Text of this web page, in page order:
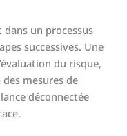
dans un processus
successives. Une
du risque,
mesures de
déconnectée